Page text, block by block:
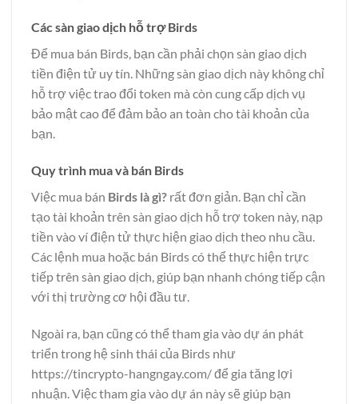
Các sàn giao dịch hỗ trợ Birds
Để mua bán Birds, bạn cần phải chọn sàn giao dịch
tiền điện tử uy tín. Những sàn giao dịch này không chỉ
hỗ trợ việc trao đổi token mà còn cung cấp dịch vụ
bảo mật cao để đảm bảo an toàn cho tài khoản của
bạn.
Quy trình mua và bán Birds
Việc mua bán Birds là gì? rất đơn giản. Bạn chỉ cần
tạo tài khoản trên sàn giao dịch hỗ trợ token này, nạp
tiền vào ví điện tử thực hiện giao dịch theo nhu cầu.
Các lệnh mua hoặc bán Birds có thể thực hiện trực
tiếp trên sàn giao dịch, giúp bạn nhanh chóng tiếp cận
với thị trường cơ hội đầu tư.
Ngoài ra, bạn cũng có thể tham gia vào dự án phát
triển trong hệ sinh thái của Birds như
https://tincrypto-hangngay.com/để gia tăng lợi
nhuận. Việc tham gia vào dự án này sẽ giúp bạn